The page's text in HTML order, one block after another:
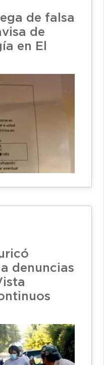
de falsa
de
en El
denuncias